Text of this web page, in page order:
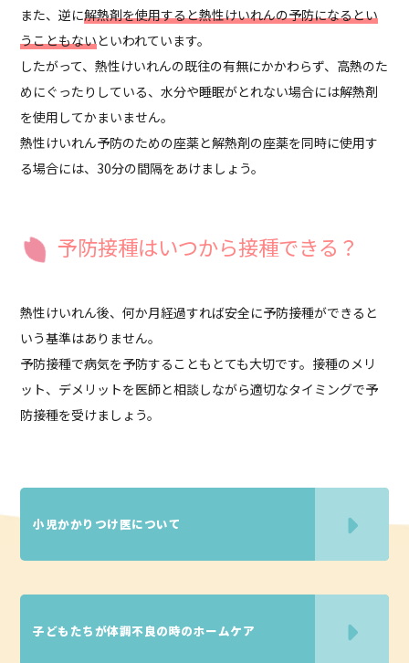
また、逆に解熱剤を使用すると熱性けいれんの予防になるとい
うこともないといわれています。
したがって、熱性けいれんの既往の有無にかかわらず、高熱のた
めにぐったりしている、水分や睡眠がとれない場合には解熱剤
を使用してかまいません。
熱性けいれん予防のための座薬と解熱剤の座薬を同時に使用す
る場合には、30分の間隔をあけましょう。
予防接種はいつから接種できる？
熱性けいれん後、何か月経過すれば安全に予防接種ができると
いう基準はありません。
予防接種で病気を予防することもとても大切です。接種のメリ
ット、デメリットを医師と相談しながら適切なタイミングで予
防接種を受けましょう。
小児かかりつけ医について
子どもたちが体調不良の時のホームケア